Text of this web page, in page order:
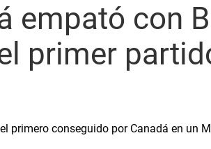
empató con
primer
primero conseguido por Canadá en un